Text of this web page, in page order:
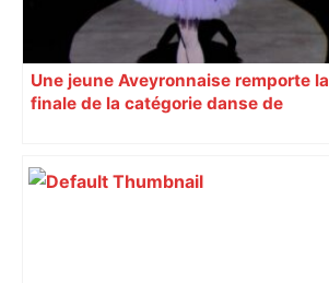
Une jeune Aveyronnaise remporte la
finale de la catégorie danse de